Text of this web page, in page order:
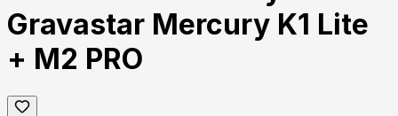
Gravastar Mercury K1 Lite
+ M2 PRO